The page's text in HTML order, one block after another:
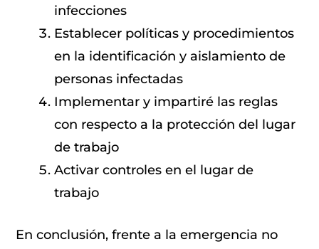
infecciones
Establecer políticas y procedimientos
en la identificación y aislamiento de
personas infectadas
Implementar y impartiré las reglas
con respecto a la protección del lugar
de trabajo
Activar controles en el lugar de
trabajo
En conclusión, frente a la emergencia no